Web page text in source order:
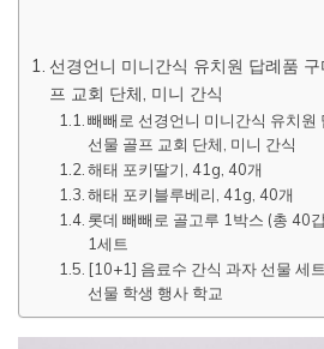
선경언니 미니간식 유치원 답례품
프 교회 단체, 미니 간식
빼빼로 선경언니 미니간식 유치원
선물 골프 교회 단체, 미니 간식
해태 포키딸기, 41g, 40개
해태 포키블루베리, 41g, 40개
롯데 빼빼로 골고루 1박스 (총 40
1세트
[10+1] 음료수 간식 과자 선물 세
선물 학생 행사 학교